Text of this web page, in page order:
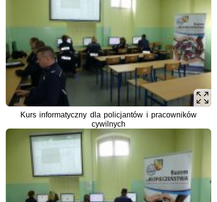
Kurs informatyczny dla policjantów i pracowników
cywilnych